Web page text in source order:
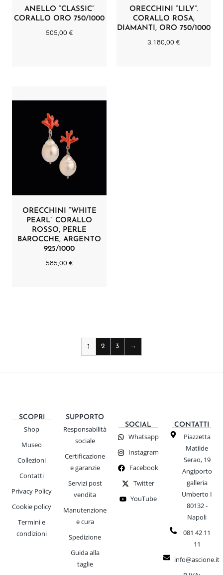
ANELLO “CLASSIC”
CORALLO ORO 750/1000
505,00 €
ORECCHINI “LILY”.
CORALLO ROSA,
DIAMANTI, ORO 750/1000
3.180,00 €
ORECCHINI “WHITE
PEARL” CORALLO
ROSSO, PERLE
BAROCCHE, ARGENTO
925/1000
585,00 €
1 2 3 →
SCOPRI
Shop
Museo
Collezioni
Contatti
Privacy Policy
Cookie policy
Termini e
condizioni
SUPPORTO
Responsabilità
sociale
Certificazione
e garanzie
Servizi post
vendita
Manutenzione
e cura
Spedizione
Guida alla
taglie
SOCIAL
Whatsapp
Instagram
Facebook
Twitter
YouTube
CONTATTI
Piazzetta
Matilde
Serao, 19
Angiporto
galleria
Umberto I
80132 -
Napoli
081 42 11
11
info@ascione.it